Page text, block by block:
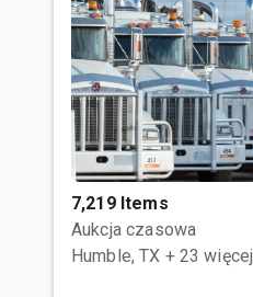
7,219 Items
Aukcja czasowa
Humble, TX + 23 więcej